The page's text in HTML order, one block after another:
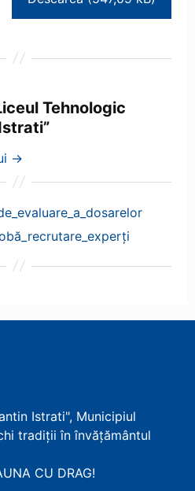
Tehnologic
→
Istrati", Municipiul
tradiții în învățământul
CU DRAG!